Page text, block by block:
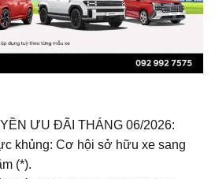
ƯU ĐÃI THÁNG 06/2026:
khủng: Cơ hội sở hữu xe sang
(*).